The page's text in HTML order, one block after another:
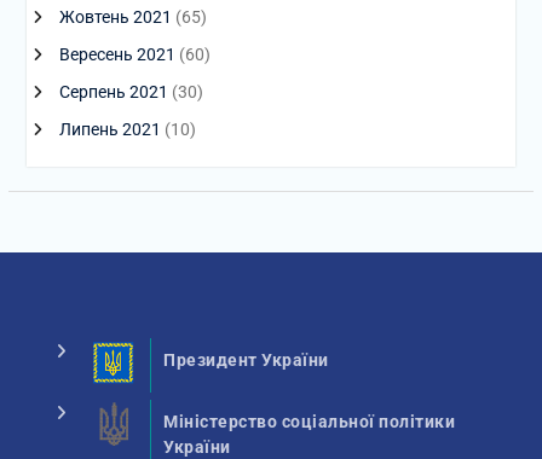
Жовтень 2021 (65)
Вересень 2021 (60)
Серпень 2021 (30)
Липень 2021 (10)
Президент України
Міністерство соціальної політики
України